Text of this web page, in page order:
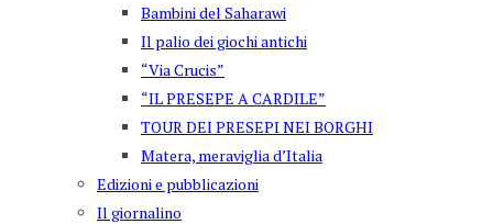
Bambini del Saharawi
Il palio dei giochi antichi
“Via Crucis”
“IL PRESEPE A CARDILE”
TOUR DEI PRESEPI NEI BORGHI
Matera, meraviglia d’Italia
Edizioni e pubblicazioni
Il giornalino